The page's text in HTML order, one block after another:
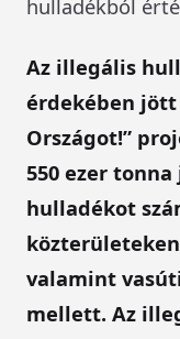
hulladékból
Az illegális
érdekében jött
Országot!”
550 ezer
hulladékot
valamint
mellett. Az